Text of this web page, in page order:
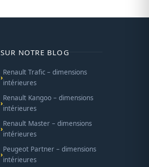
SUR NOTRE BLOG
Renault Trafic – dimensions
intérieures
Renault Kangoo – dimensions
intérieures
Renault Master – dimensions
intérieures
Peugeot Partner – dimensions
intérieures